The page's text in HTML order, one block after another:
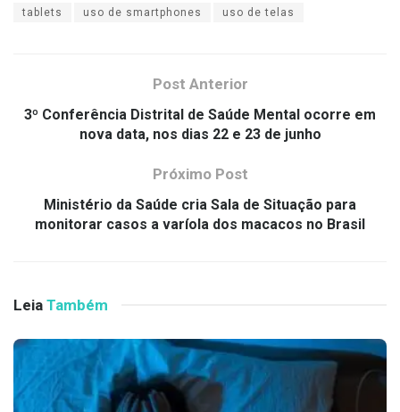
tablets uso de smartphones uso de telas
Post Anterior
3º Conferência Distrital de Saúde Mental ocorre em
nova data, nos dias 22 e 23 de junho
Próximo Post
Ministério da Saúde cria Sala de Situação para
monitorar casos a varíola dos macacos no Brasil
Leia Também